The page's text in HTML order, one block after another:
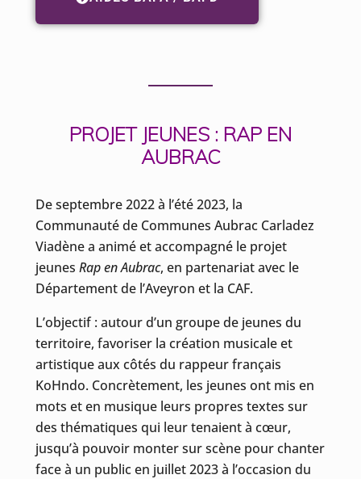
PROJET JEUNES : RAP EN
AUBRAC
De septembre 2022 à l’été 2023, la
Communauté de Communes Aubrac Carladez
Viadène a animé et accompagné le projet
jeunes Rap en Aubrac, en partenariat avec le
Département de l’Aveyron et la CAF.
L’objectif : autour d’un groupe de jeunes du
territoire, favoriser la création musicale et
artistique aux côtés du rappeur français
KoHndo. Concrètement, les jeunes ont mis en
mots et en musique leurs propres textes sur
des thématiques qui leur tenaient à cœur,
jusqu’à pouvoir monter sur scène pour chanter
face à un public en juillet 2023 à l’occasion du